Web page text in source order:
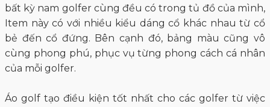
bất kỳ nam golfer cùng đều có trong tủ đồ của mình,
Item này có với nhiều kiểu dáng cổ khác nhau từ cổ
bẻ đến cổ đứng. Bên cạnh đó, bảng màu cũng vô
cùng phong phú, phục vụ từng phong cách cá nhân
của mỗi golfer.
Áo golf tạo điều kiện tốt nhất cho các golfer từ việc